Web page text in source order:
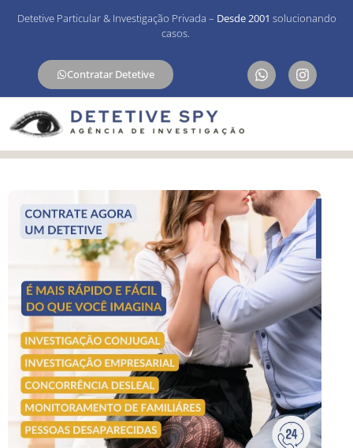
Detetive Particular & Investigação Privada – Desde 2001 solucionando
casos.
Contratar Detetive